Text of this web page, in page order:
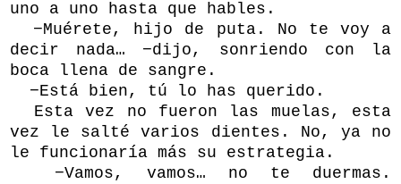
uno a uno hasta que hables.
−Muérete, hijo de puta. No te voy a
decir nada… −dijo, sonriendo con la
boca llena de sangre.
−Está bien, tú lo has querido.
Esta vez no fueron las muelas, esta
vez le salté varios dientes. No, ya no
le funcionaría más su estrategia.
−Vamos, vamos… no te duermas.